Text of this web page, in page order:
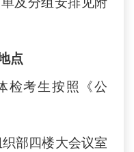
点
检考生按照《公
部四楼大会议室